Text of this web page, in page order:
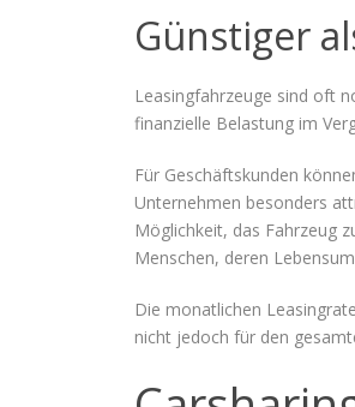
Günstiger
Leasingfahrzeuge sind oft
finanzielle Belastung im
Für Geschäftskunden
Unternehmen besonders
Möglichkeit, das Fahrzeug
Menschen, deren
Die monatlichen
nicht jedoch für den